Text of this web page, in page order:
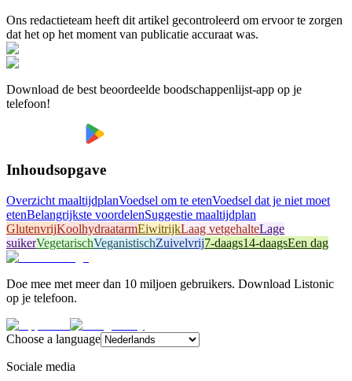
Ons redactieteam heeft dit artikel gecontroleerd om ervoor te zorgen
dat het op het moment van publicatie accuraat was.
Download de best beoordeelde boodschappenlijst-app op je
telefoon!
Inhoudsopgave
Overzicht maaltijdplanVoedsel om te etenVoedsel dat je niet moet
etenBelangrijkste voordelenSuggestie maaltijdplan
GlutenvrijKoolhydraatarmEiwitrijkLaag vetgehalteLage
suikerVegetarischVeganistischZuivelvrij7-daags14-daagsEen dag
Doe mee met meer dan 10 miljoen gebruikers. Download Listonic
op je telefoon.
Choose a language
Sociale media